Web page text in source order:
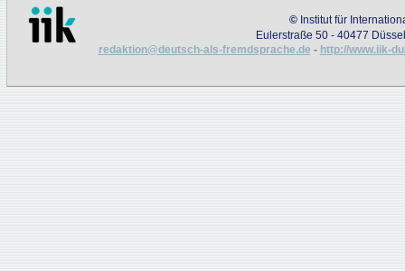
© Institut für
Eulerstraße 50 - 40477
redaktion@deutsch-als-fremdsprache.de - http://www.iik-